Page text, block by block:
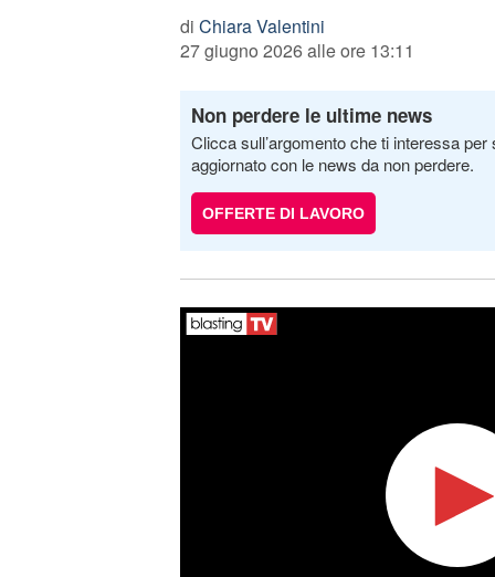
di Chiara Valentini
27 giugno 2026 alle ore 13:11
Non perdere le ultime news
Clicca sull’argomento che ti interessa
aggiornato con le news da non perdere.
OFFERTE DI LAVORO